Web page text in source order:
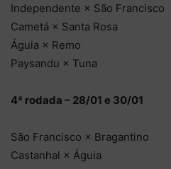
Independente × São Francisco
Cametá × Santa Rosa
Águia × Remo
Paysandu × Tuna
4ª rodada – 28/01 e 30/01
São Francisco × Bragantino
Castanhal × Águia